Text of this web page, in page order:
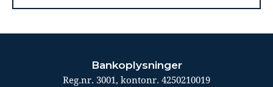
Bankoplysninger
Reg.nr. 3001, kontonr. 4250210019